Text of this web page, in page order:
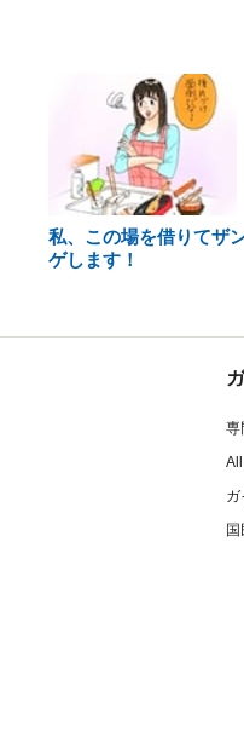
私、この場を借りてザ
ゲします！
専